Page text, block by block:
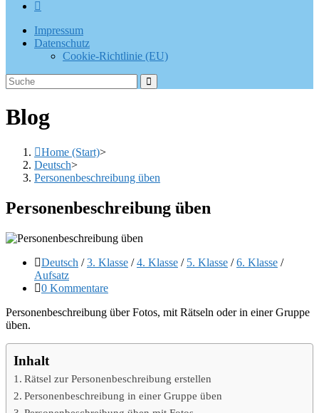
Impressum
Datenschutz
Cookie-Richtlinie (EU)
Blog
Home (Start)>
Deutsch>
Personenbeschreibung üben
Personenbeschreibung üben
Beitrags-
Kategorie:
Deutsch / 3. Klasse / 4. Klasse / 5. Klasse / 6. Klasse /
Aufsatz
Beitrags-
0 Kommentare
Personenbeschreibung über Fotos, mit Rätseln oder in einer Gruppe
üben.
Inhalt
Rätsel zur Personenbeschreibung erstellen
Personenbeschreibung in einer Gruppe üben